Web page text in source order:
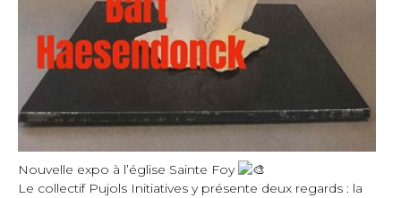
Nouvelle expo à l’église Sainte Foy
Le collectif Pujols Initiatives y présente deux regards : la